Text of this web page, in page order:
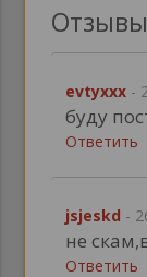
evtyxxx -
буду
Ответить
jsjeskd -
не
Ответить